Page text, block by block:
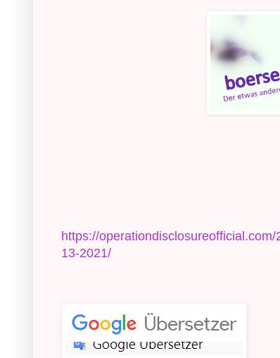
https://
13-2021/